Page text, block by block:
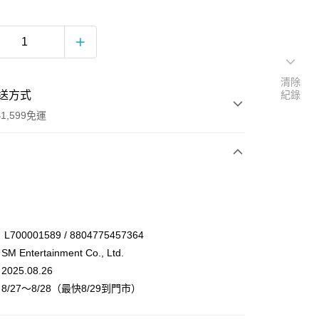
方式
免運
L700001589 / 8804775457364
Entertainment Co., Ltd.
27～8/28（最快8/29到門市）
清除
紀錄